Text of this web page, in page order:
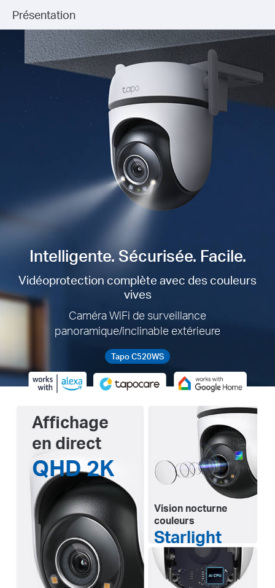
Présentation
Intelligente. Sécurisée. Facile.
Vidéoprotection complète avec des couleurs
vives
Caméra WiFi de surveillance
panoramique/inclinable extérieure
Tapo C520WS
Affichage
en direct
QHD 2K
Vision nocturne
couleurs
Starlight